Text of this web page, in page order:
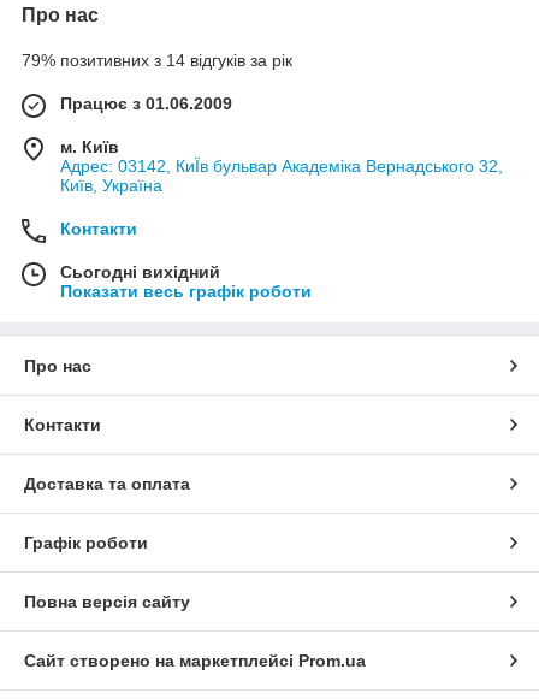
Про нас
79% позитивних з 14 відгуків за рік
Працює з 01.06.2009
м. Київ
Адрес: 03142, КиЇв бульвар Академіка Вернадського 32,
Київ, Україна
Контакти
Сьогодні вихідний
Показати весь графік роботи
Про нас
Контакти
Доставка та оплата
Графік роботи
Повна версія сайту
Сайт створено на маркетплейсі Prom.ua